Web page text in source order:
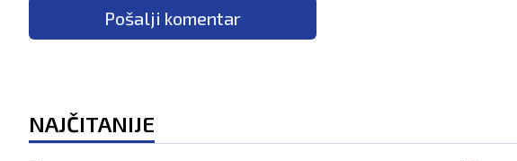
Pošalji komentar
NAJČITANIJE